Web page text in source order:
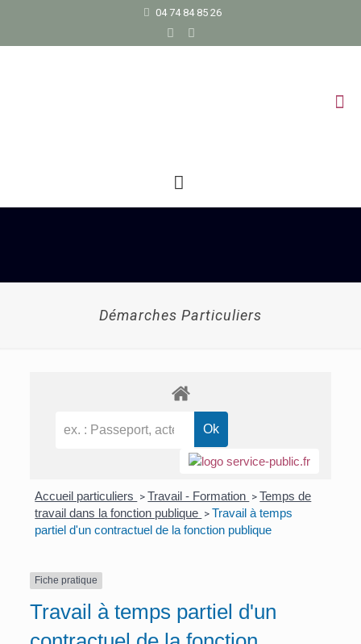
04 74 84 85 26
Démarches Particuliers
Accueil particuliers > Travail - Formation > Temps de
travail dans la fonction publique > Travail à temps
partiel d'un contractuel de la fonction publique
Fiche pratique
Travail à temps partiel d'un